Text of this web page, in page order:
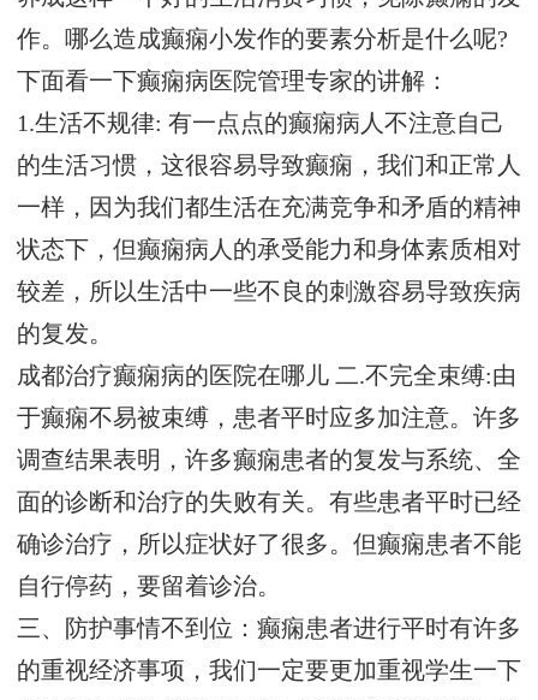
作。哪么造成癫痫小发作的要素分析是什么呢?
下面看一下癫痫病医院管理专家的讲解：
1.生活不规律: 有一点点的癫痫病人不注意自己
的生活习惯，这很容易导致癫痫，我们和正常人
一样，因为我们都生活在充满竞争和矛盾的精神
状态下，但癫痫病人的承受能力和身体素质相对
较差，所以生活中一些不良的刺激容易导致疾病
的复发。
成都治疗癫痫病的医院在哪儿 二.不完全束缚:由
于癫痫不易被束缚，患者平时应多加注意。许多
调查结果表明，许多癫痫患者的复发与系统、全
面的诊断和治疗的失败有关。有些患者平时已经
确诊治疗，所以症状好了很多。但癫痫患者不能
自行停药，要留着诊治。
三、防护事情不到位：癫痫患者进行平时有许多
的重视经济事项，我们一定要更加重视学生一下